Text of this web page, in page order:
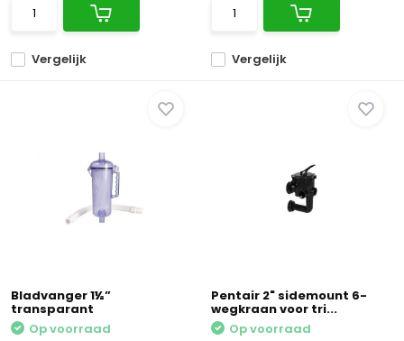
Vergelijk Vergelijk
Bladvanger 1½”
transparant
Op voorraad
Pentair 2" sidemount 6-
wegkraan voor tri...
Op voorraad